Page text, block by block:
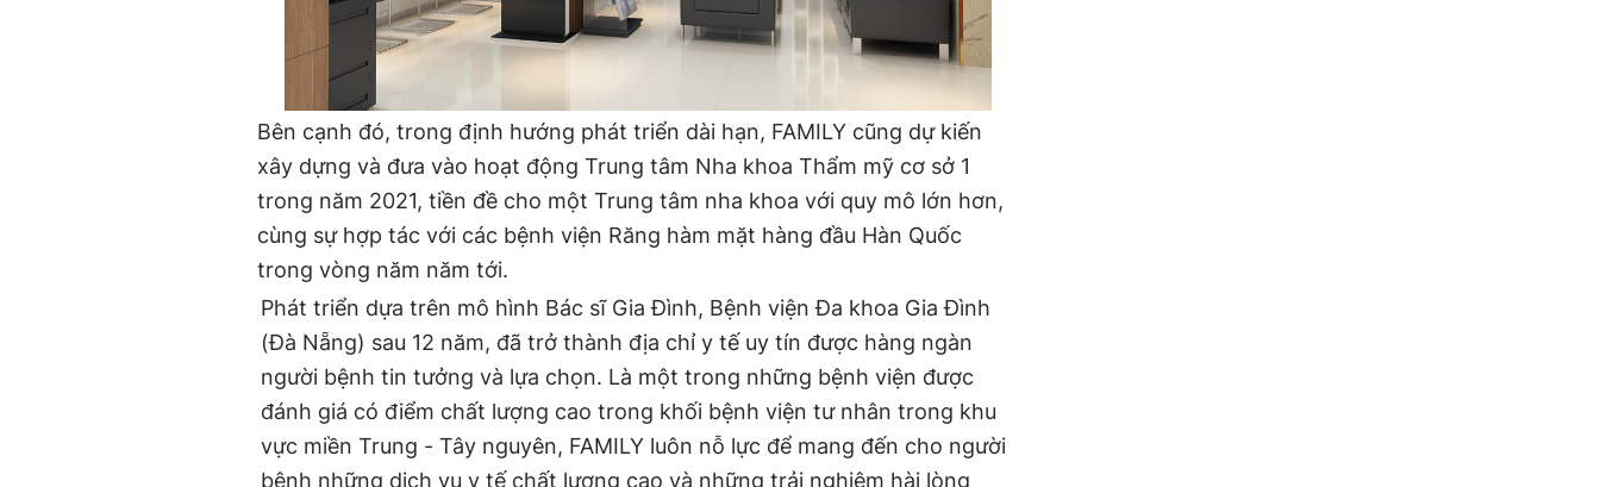
Bên cạnh đó, trong định hướng phát triển dài hạn, FAMILY cũng dự kiến
xây dựng và đưa vào hoạt động Trung tâm Nha khoa Thẩm mỹ cơ sở 1
trong năm 2021, tiền đề cho một Trung tâm nha khoa với quy mô lớn hơn,
cùng sự hợp tác với các bệnh viện Răng hàm mặt hàng đầu Hàn Quốc
trong vòng năm năm tới.
Phát triển dựa trên mô hình Bác sĩ Gia Đình, Bệnh viện Đa khoa Gia Đình
(Đà Nẵng) sau 12 năm, đã trở thành địa chỉ y tế uy tín được hàng ngàn
người bệnh tin tưởng và lựa chọn. Là một trong những bệnh viện được
đánh giá có điểm chất lượng cao trong khối bệnh viện tư nhân trong khu
vực miền Trung - Tây nguyên, FAMILY luôn nỗ lực để mang đến cho người
bệnh những dịch vụ y tế chất lượng cao và những trải nghiệm hài lòng